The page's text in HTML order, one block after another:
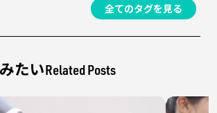
全てのタグを見る
Related Posts
たい